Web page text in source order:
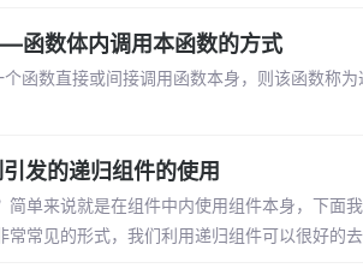
函数体内调用本函数的方式
函数直接或间接调用函数本身，则该函数称为
发的递归组件的使用
简单来说就是在组件中内使用组件本身，下面
常常见的形式，我们利用递归组件可以很好的